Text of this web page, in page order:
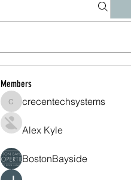
Members
crecentechsystems
crecentechsystems
Alex Kyle
BostonBayside